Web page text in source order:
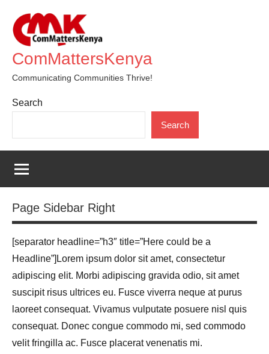
content
ComMattersKenya
Communicating Communities Thrive!
Search
Search
Page Sidebar Right
[separator headline=”h3″ title=”Here could be a
Headline”]Lorem ipsum dolor sit amet, consectetur
adipiscing elit. Morbi adipiscing gravida odio, sit amet
suscipit risus ultrices eu. Fusce viverra neque at purus
laoreet consequat. Vivamus vulputate posuere nisl quis
consequat. Donec congue commodo mi, sed commodo
velit fringilla ac. Fusce placerat venenatis mi.